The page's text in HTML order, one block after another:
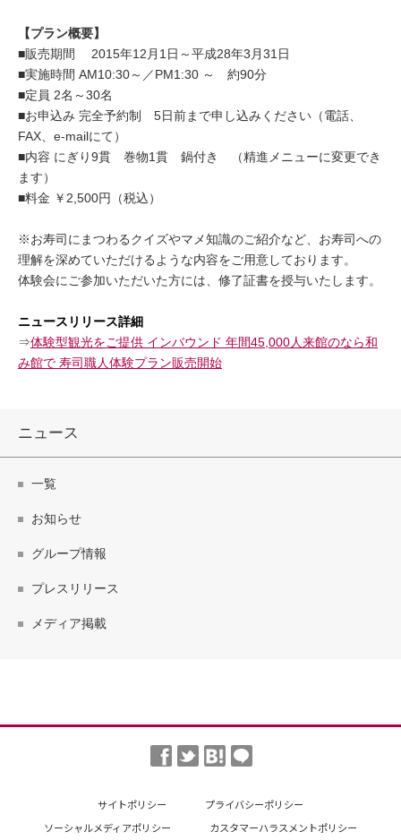
【プラン概要】
■販売期間 2015年12月1日～平成28年3月31日
■実施時間 AM10:30～／PM1:30 ～ 約90分
■定員 2名～30名
■お申込み 完全予約制 5日前まで申し込みください（電話、
FAX、e-mailにて）
■内容 にぎり9貫 巻物1貫 鍋付き （精進メニューに変更でき
ます）
■料金 ￥2,500円（税込）
※お寿司にまつわるクイズやマメ知識のご紹介など、お寿司への
理解を深めていただけるような内容をご用意しております。
体験会にご参加いただいた方には、修了証書を授与いたします。
ニュースリリース詳細
⇒体験型観光をご提供 インバウンド 年間45,000人来館のなら和
み館で 寿司職人体験プラン販売開始
ニュース
一覧
お知らせ
グループ情報
プレスリリース
メディア掲載
サイトポリシー
プライバシーポリシー
ソーシャルメディアポリシー
カスタマーハラスメントポリシー